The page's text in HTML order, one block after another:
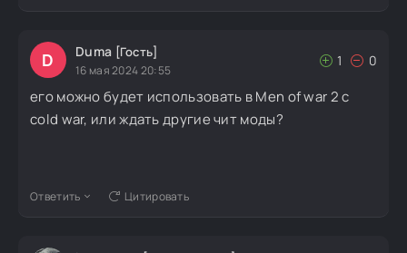
D Duma [Гость]
16 мая 2024 20:55
1 0
его можно будет использовать в Men of war 2 с
cold war, или ждать другие чит моды?
Ответить Цитировать